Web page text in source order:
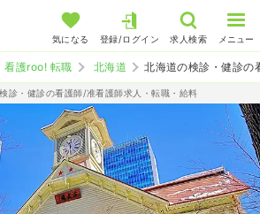
気になる 登録/ログイン 求人検索 メニュー
看護roo! 転職 北海道 北海道の検診・健診の
診・健診の看護師/准看護師求人・転職・給料